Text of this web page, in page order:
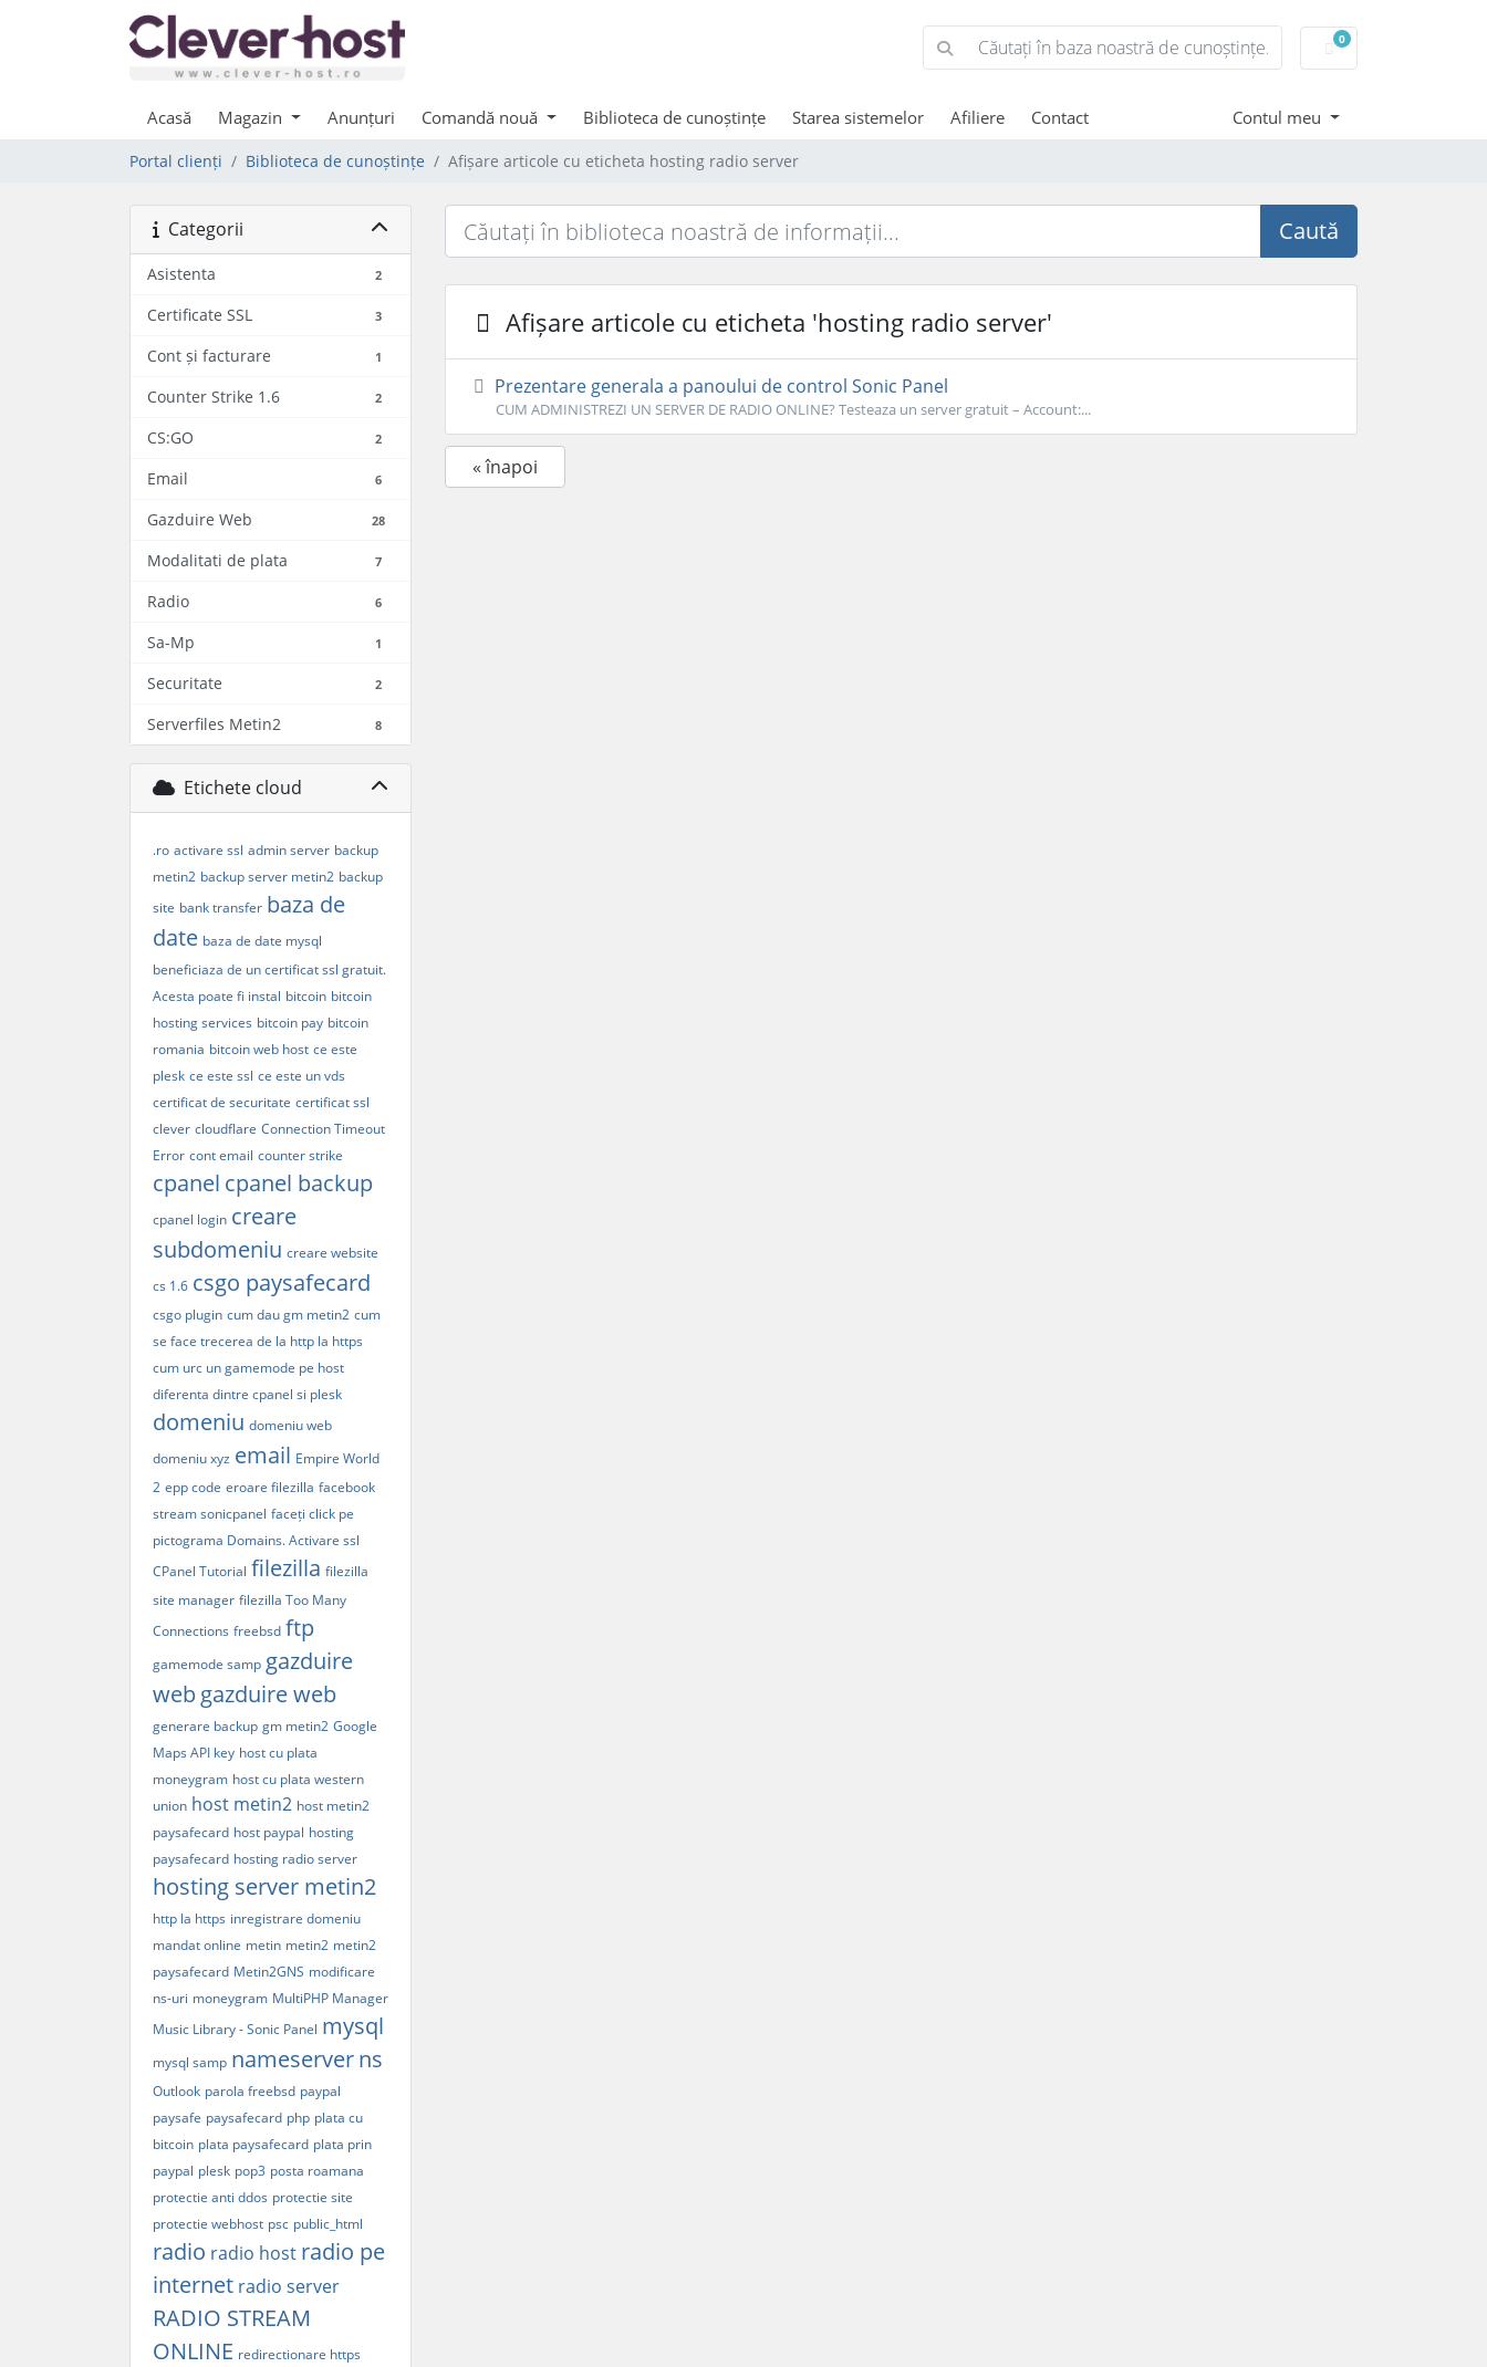
0
Coș de cumpărături
Acasă Magazin Anunțuri Comandă nouă Biblioteca de cunoștințe Starea sistemelor Afiliere Contact Contul meu
Portal clienți Biblioteca de cunoștințe Afișare articole cu eticheta hosting radio server
Categorii
Asistenta 2
Certificate SSL 3
Cont și facturare 1
Counter Strike 1.6 2
CS:GO 2
Email 6
Gazduire Web 28
Modalitati de plata 7
Radio 6
Sa-Mp 1
Securitate 2
Serverfiles Metin2 8
Etichete cloud
.ro activare ssl admin server backup
metin2 backup server metin2 backup
site bank transfer baza de
date baza de date mysql
beneficiaza de un certificat ssl gratuit.
Acesta poate fi instal bitcoin bitcoin
hosting services bitcoin pay bitcoin
romania bitcoin web host ce este
plesk ce este ssl ce este un vds
certificat de securitate certificat ssl
clever cloudflare Connection Timeout
Error cont email counter strike
cpanel cpanel backup
cpanel login creare
subdomeniu creare website
cs 1.6 csgo paysafecard
csgo plugin cum dau gm metin2 cum
se face trecerea de la http la https
cum urc un gamemode pe host
diferenta dintre cpanel si plesk
domeniu domeniu web
domeniu xyz email Empire World
2 epp code eroare filezilla facebook
stream sonicpanel faceți click pe
pictograma Domains. Activare ssl
CPanel Tutorial filezilla filezilla
site manager filezilla Too Many
Connections freebsd ftp
gamemode samp gazduire
webgazduire web
generare backup gm metin2 Google
Maps API key host cu plata
moneygram host cu plata western
union host metin2 host metin2
paysafecard host paypal hosting
paysafecard hosting radio server
hosting server metin2
http la https inregistrare domeniu
mandat online metin metin2 metin2
paysafecard Metin2GNS modificare
ns-uri moneygram MultiPHP Manager
Music Library - Sonic Panel mysql
mysql samp nameserverns
Outlook parola freebsd paypal
paysafe paysafecard php plata cu
bitcoin plata paysafecard plata prin
paypal plesk pop3 posta roamana
protectie anti ddos protectie site
protectie webhost psc public_html
radio radio host radio pe
internet radio server
RADIO STREAM
ONLINE redirectionare https
Caută
Afișare articole cu eticheta 'hosting radio server'
Prezentare generala a panoului de control Sonic Panel
CUM ADMINISTREZI UN SERVER DE RADIO ONLINE? Testeaza un server gratuit – Account:...
« înapoi